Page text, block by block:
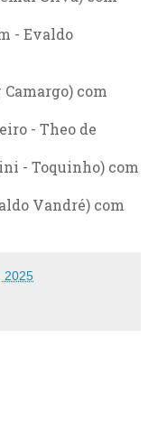
- Evaldo
com
- Theo de
- Toquinho) com
Vandré) com
2025